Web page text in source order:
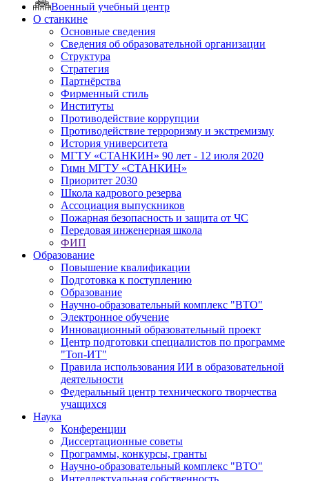
Военный учебный центр
О станкине
Основные сведения
Сведения об образовательной организации
Структура
Стратегия
Партнёрства
Фирменный стиль
Институты
Противодействие коррупции
Противодействие терроризму и экстремизму
История университета
МГТУ «СТАНКИН» 90 лет - 12 июля 2020
Гимн МГТУ «СТАНКИН»
Приоритет 2030
Школа кадрового резерва
Ассоциация выпускников
Пожарная безопасность и защита от ЧС
Передовая инженерная школа
ФИП
Образование
Повышение квалификации
Подготовка к поступлению
Образование
Научно-образовательный комплекс "ВТО"
Электронное обучение
Инновационный образовательный проект
Центр подготовки специалистов по программе
"Топ-ИТ"
Правила использования ИИ в образовательной
деятельности
Федеральный центр технического творчества
учащихся
Наука
Конференции
Диссертационные советы
Программы, конкурсы, гранты
Научно-образовательный комплекс "ВТО"
Интеллектуальная собственность